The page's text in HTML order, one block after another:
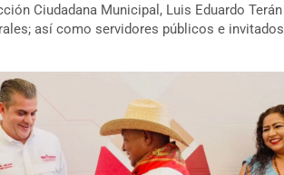
Ciudadana Municipal, Luis Eduardo Terán
así como servidores públicos e invitados